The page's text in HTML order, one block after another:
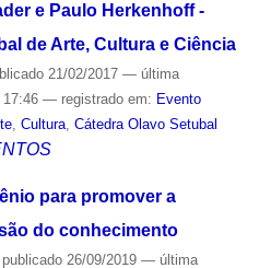
e Paulo Herkenhoff -
de Arte, Cultura e Ciência
21/02/2017 — última
— registrado em: Evento
, Cultura, Cátedra Olavo Setubal
para promover a
do conhecimento
publicado26/09/2019 — última